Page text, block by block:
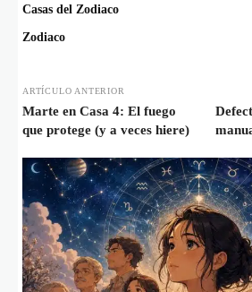
Casas del Zodiaco
Zodiaco
ARTÍCULO ANTERIOR
Marte en Casa 4: El fuego
que protege (y a veces hiere)